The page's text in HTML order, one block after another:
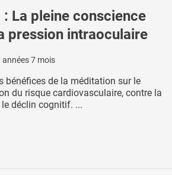
: La pleine conscience
pression intraoculaire
années 7 mois
bénéfices de la méditation sur le
du risque cardiovasculaire, contre la
déclin cognitif. ...